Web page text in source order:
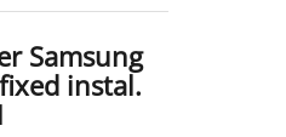
Samsung
instal.